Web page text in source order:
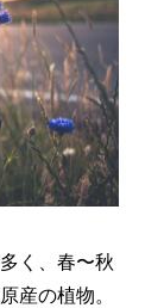
く、春〜秋
産の植物。